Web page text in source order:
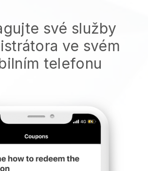
své služby
ve svém
telefonu